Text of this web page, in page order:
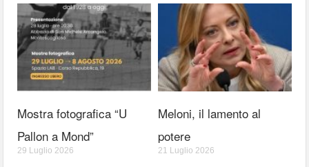
Mostra fotografica “U
Pallon a Mond”
29 Luglio 2026
Meloni, il lamento al
potere
21 Luglio 2026